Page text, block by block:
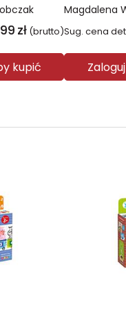
zł (brutto)
kupić
Magdalena
Sug. cena